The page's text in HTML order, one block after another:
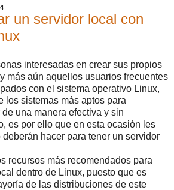
un servidor local con
interesadas en crear sus propios
más aún aquellos usuarios frecuentes
con el sistema operativo Linux,
los sistemas más aptos para
una manera efectiva y sin
es por ello que en esta ocasión les
hacer para tener un servidor
recursos más recomendados para
dentro de Linux, puesto que es
de las distribuciones de este